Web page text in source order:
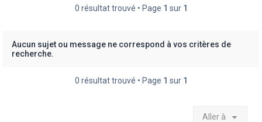
0 résultat trouvé • Page 1 sur 1
Aucun sujet ou message ne correspond à vos critères de
recherche.
0 résultat trouvé • Page 1 sur 1
Aller à